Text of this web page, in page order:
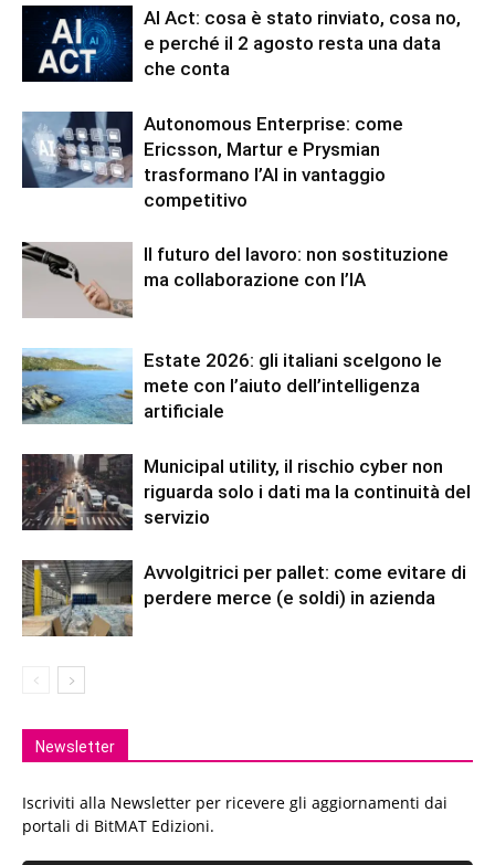
AI Act: cosa è stato rinviato, cosa no,
e perché il 2 agosto resta una data
che conta
Autonomous Enterprise: come
Ericsson, Martur e Prysmian
trasformano l’AI in vantaggio
competitivo
Il futuro del lavoro: non sostituzione
ma collaborazione con l’IA
Estate 2026: gli italiani scelgono le
mete con l’aiuto dell’intelligenza
artificiale
Municipal utility, il rischio cyber non
riguarda solo i dati ma la continuità del
servizio
Avvolgitrici per pallet: come evitare di
perdere merce (e soldi) in azienda
Newsletter
Iscriviti alla Newsletter per ricevere gli aggiornamenti dai
portali di BitMAT Edizioni.